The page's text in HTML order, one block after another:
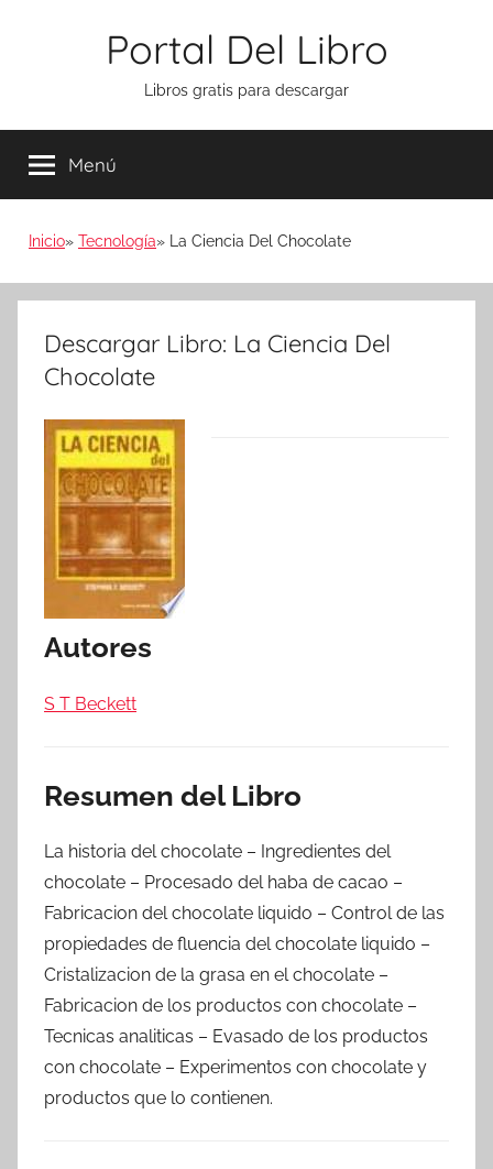
Portal Del Libro
Libros gratis para descargar
Menú
Inicio Tecnología La Ciencia Del Chocolate
Descargar Libro: La Ciencia Del
Chocolate
Autores
S T Beckett
Resumen del Libro
La historia del chocolate – Ingredientes del
chocolate – Procesado del haba de cacao –
Fabricacion del chocolate liquido – Control de las
propiedades de fluencia del chocolate liquido –
Cristalizacion de la grasa en el chocolate –
Fabricacion de los productos con chocolate –
Tecnicas analiticas – Evasado de los productos
con chocolate – Experimentos con chocolate y
productos que lo contienen.